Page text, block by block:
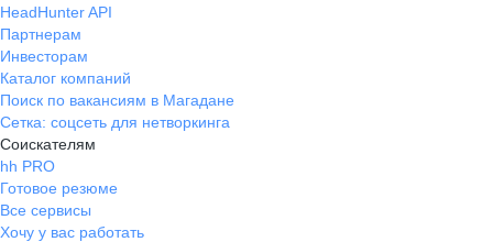
HeadHunter API
Партнерам
Инвесторам
Каталог компаний
Поиск по вакансиям в Магадане
Сетка: соцсеть для нетворкинга
Соискателям
hh PRO
Готовое резюме
Все сервисы
Хочу у вас работать